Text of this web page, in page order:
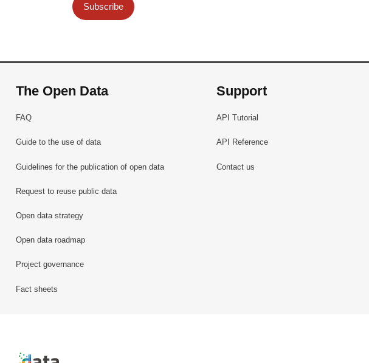
Subscribe
The Open Data
FAQ
Guide to the use of data
Guidelines for the publication of open data
Request to reuse public data
Open data strategy
Open data roadmap
Project governance
Fact sheets
Support
API Tutorial
API Reference
Contact us
Retour à l'accueil de data.public.lu